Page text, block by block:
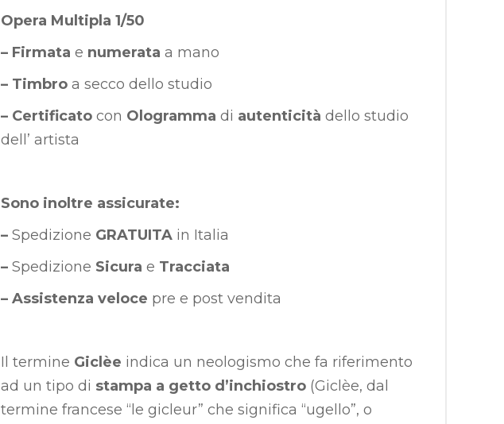
Opera Multipla 1/50
– Firmata e numerata a mano
– Timbro a secco dello studio
– Certificato con Ologramma di autenticità dello studio
dell’ artista
Sono inoltre assicurate:
– Spedizione GRATUITA in Italia
– Spedizione Sicura e Tracciata
– Assistenza veloce pre e post vendita
Il termine Giclèe indica un neologismo che fa riferimento
ad un tipo di stampa a getto d’inchiostro (Giclèe, dal
termine francese “le gicleur” che significa “ugello”, o